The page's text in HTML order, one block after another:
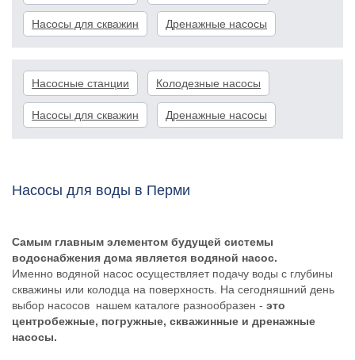
Насосы для скважин Дренажные насосы
Насосные станции Колодезные насосы
Насосы для скважин Дренажные насосы
Насосы для воды в Перми
Самым главным элементом будущей системы
водоснабжения дома является водяной насос.
Именно водяной насос осуществляет подачу воды с глубины
скважины или колодца на поверхность. На сегодняшний день
выбор насосов нашем каталоге разнообразен - это
центробежные, погружные, скважинные и дренажные
насосы.